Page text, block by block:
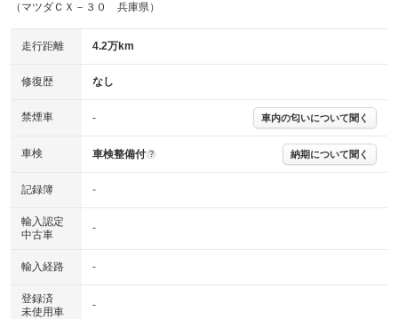
（マツダＣＸ－３０ 兵庫県）
走行距離 4.2万km
修復歴 なし
禁煙車 - 車内の匂いについて聞く
車検 車検整備付 ? 納期について聞く
記録簿 -
輸入認定
中古車
-
輸入経路 -
登録済
未使用車
-